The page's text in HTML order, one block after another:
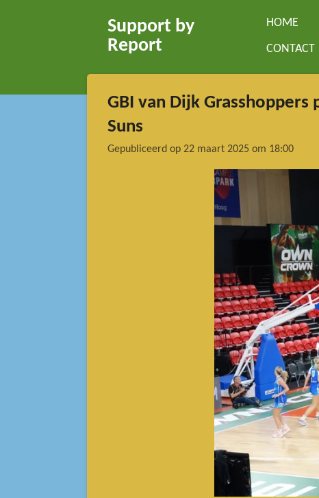
Support by
Report
HOME
CONTACT
GBI van Dijk
Suns
Gepubliceerd op 22 maart 2025 om 18:00